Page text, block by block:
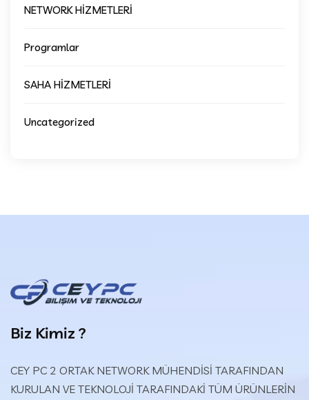
NETWORK HİZMETLERİ
Programlar
SAHA HİZMETLERİ
Uncategorized
Biz Kimiz ?
CEY PC 2 ORTAK NETWORK MÜHENDİSİ TARAFINDAN
KURULAN VE TEKNOLOJİ TARAFINDAKİ TÜM ÜRÜNLERİN